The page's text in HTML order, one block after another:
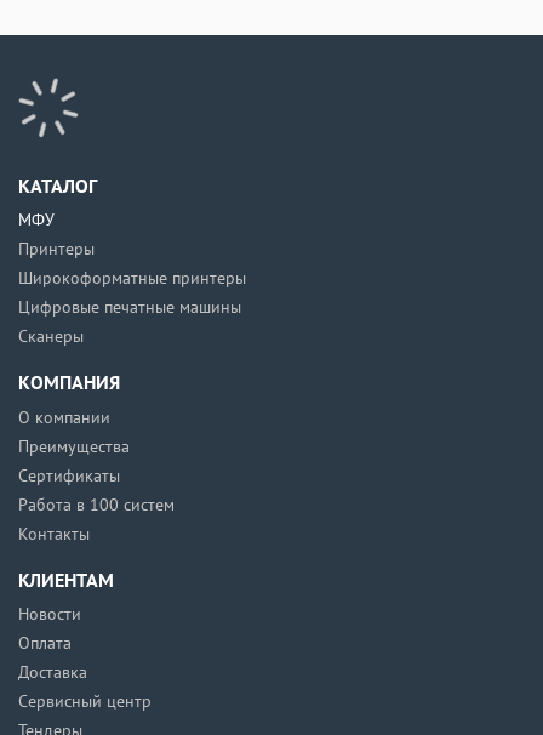
КАТАЛОГ
МФУ
Принтеры
Широкоформатные принтеры
Цифровые печатные машины
Сканеры
КОМПАНИЯ
О компании
Преимущества
Сертификаты
Работа в 100 систем
Контакты
КЛИЕНТАМ
Новости
Оплата
Доставка
Сервисный центр